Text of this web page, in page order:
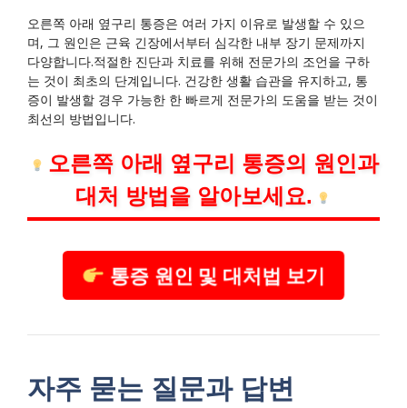
오른쪽 아래 옆구리 통증은 여러 가지 이유로 발생할 수 있으
며, 그 원인은 근육 긴장에서부터 심각한 내부 장기 문제까지
다양합니다.적절한 진단과 치료를 위해 전문가의 조언을 구하
는 것이 최초의 단계입니다. 건강한 생활 습관을 유지하고, 통
증이 발생할 경우 가능한 한 빠르게 전문가의 도움을 받는 것이
최선의 방법입니다.
오른쪽 아래 옆구리 통증의 원인과
대처 방법을 알아보세요.
통증 원인 및 대처법 보기
자주 묻는 질문과 답변